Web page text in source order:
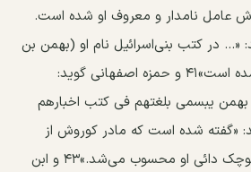
عامل نامدار و معروف او شده است.
«... در کتب بنی‌اسرائیل نام او (بهمن بن
اسفندیار) کوروش ملک آمده است»۴۱ و حمزه اصفهانی گوید:
بهمن یبسمی بلغتهم فی کتب اخبارهم
گوید: «گفته شده است که مادر کوروش از
بنی‌اسرائیل بود و دانیال کوچک دائی او محسوب می‌شد.»۴۳ و ابن